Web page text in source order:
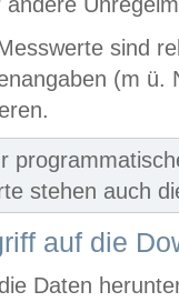
sind
(m ü.
stehen auch
auf die
Daten